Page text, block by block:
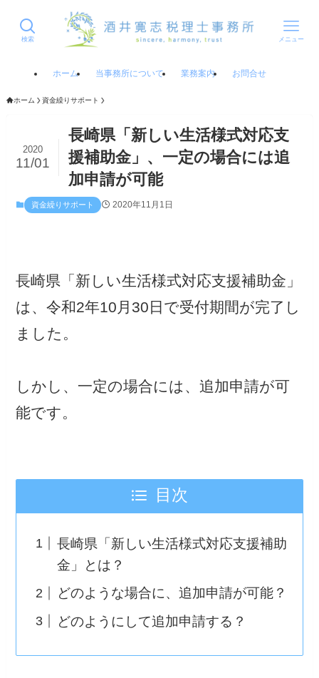
検索 メニュー
ホーム 当事務所について 業務案内 お問合せ
ホーム 資金繰りサポート
長崎県「新しい生活様式対応支
援補助金」、一定の場合には追
加申請が可能
2020
11/01
資金繰りサポート 2020年11月1日
長崎県「新しい生活様式対応支援補助金」
は、令和2年10月30日で受付期間が完了し
ました。
しかし、一定の場合には、追加申請が可
能です。
目次
長崎県「新しい生活様式対応支援補助
金」とは？
どのような場合に、追加申請が可能？
どのようにして追加申請する？